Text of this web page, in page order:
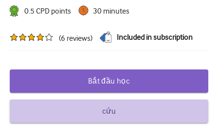
Chăm sóc tích cực/Hồi sức
Đái tháo đường và Nội tiết
Huyết học
0.5 CPD points 30 minutes
(6 reviews) Included in subscription
Bắt đầu học
cứu